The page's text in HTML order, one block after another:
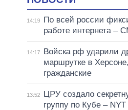
14:19
По всей россии
работе интернета –
14:17
Войска рф ударили
маршрутке в
гражданские
13:52
ЦРУ создало
группу по Кубе – NYT